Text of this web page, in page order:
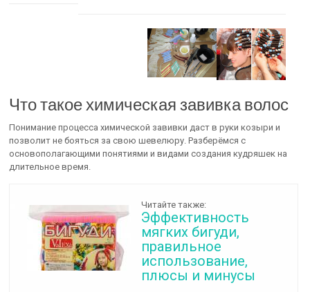
Что такое химическая завивка волос
Понимание процесса химической завивки даст в руки козыри и
позволит не бояться за свою шевелюру. Разберёмся с
основополагающими понятиями и видами создания кудряшек на
длительное время.
Читайте также:
Эффективность
мягких бигуди,
правильное
использование,
плюсы и минусы